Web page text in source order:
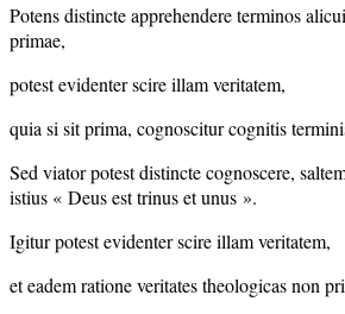
Potens distincte apprehendere terminos
primae,
potest evidenter scire illam veritatem,
quia si sit prima, cognoscitur cognitis
Sed viator potest distincte cognoscere,
istius « Deus est trinus et unus ».
Igitur potest evidenter scire illam veritatem,
et eadem ratione veritates theologicas non